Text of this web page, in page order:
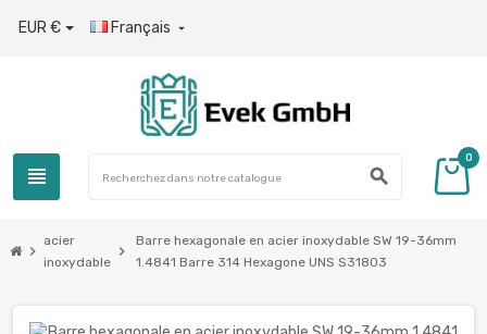
EUR € Français 
view_headline search
0
chevron_right
acier
inoxydable
chevron_right
Barre hexagonale en acier inoxydable SW 19-36mm
1.4841 Barre 314 Hexagone UNS S31803